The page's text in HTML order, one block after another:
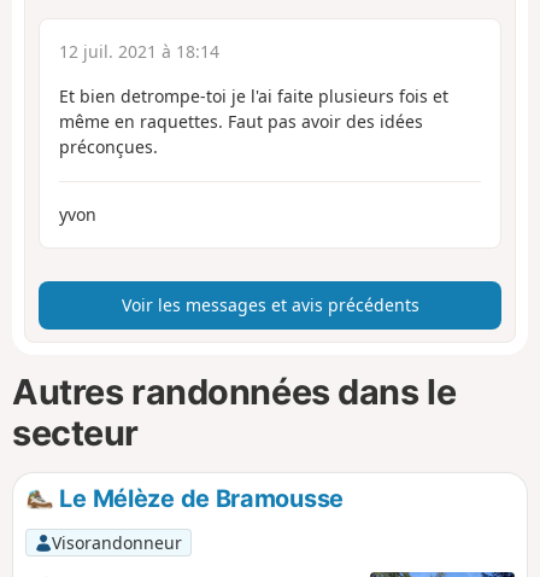
12 juil. 2021 à 18:14
Et bien detrompe-toi je l'ai faite plusieurs fois et
même en raquettes. Faut pas avoir des idées
préconçues.
yvon
Voir les messages et avis précédents
Autres randonnées dans le
secteur
Le Mélèze de Bramousse
Visorandonneur